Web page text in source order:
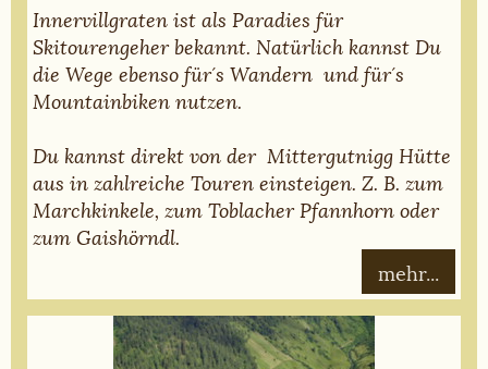
Innervillgraten ist als Paradies für
Skitourengeher bekannt. Natürlich kannst Du
die Wege ebenso für´s Wandern und für´s
Mountainbiken nutzen.
Du kannst direkt von der Mittergutnigg Hütte
aus in zahlreiche Touren einsteigen. Z. B. zum
Marchkinkele, zum Toblacher Pfannhorn oder
zum Gaishörndl.
mehr...